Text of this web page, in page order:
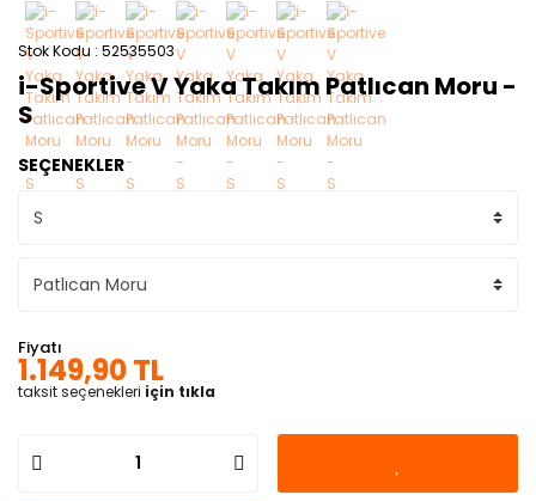
Stok Kodu 52535503
i-Sportive V Yaka Takım Patlıcan Moru -
S
SEÇENEKLER
Fiyatı
1.149,90 TL
taksit seçenekleri için tıkla